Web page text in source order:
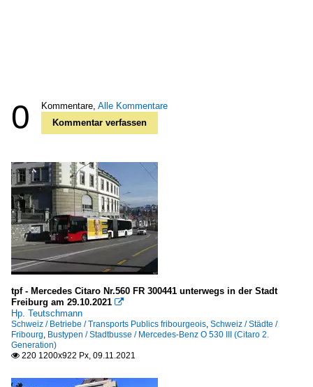
0 Kommentare, Alle Kommentare
Kommentar verfassen
tpf - Mercedes Citaro Nr.560 FR 300441 unterwegs in der Stadt
Freiburg am 29.10.2021 
Hp. Teutschmann
Schweiz / Betriebe / Transports Publics fribourgeois, Schweiz / Städte /
Fribourg, Bustypen / Stadtbusse / Mercedes-Benz O 530 III (Citaro 2.
Generation)
 220 1200x922 Px, 09.11.2021